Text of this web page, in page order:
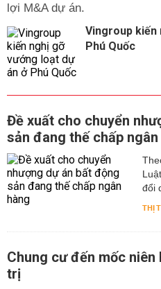
lợi M&A dự án.
Vingroup kiến
Phú Quốc
Đề xuất cho chuyển
sản đang thế chấp ngân
đổi
THỊ
Chung cư đến mốc
trị